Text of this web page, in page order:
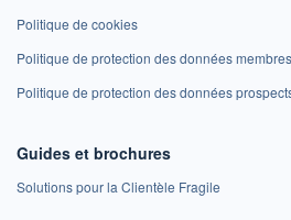
Politique de cookies
Politique de protection des données
Politique de protection des données
Guides et brochures
Solutions pour la Clientèle Fragile